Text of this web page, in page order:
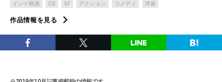
インド映画
CG SF アクション コメディ 洋画
作品情報を見る